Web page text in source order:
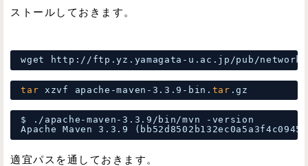
ストールしておきます。
wget http: //ftp .yz.yamagata-u.ac.jp /pub/network/
tar xzvf apache-maven-3.3.9-bin. tar .gz
$ . /apache-maven-3 .3.9 /bin/mvn
-version
Apache Maven 3.3.9
適宜パスを通しておきます。